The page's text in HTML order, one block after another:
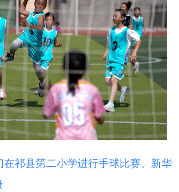
祁县第二小学进行手球比赛。新华